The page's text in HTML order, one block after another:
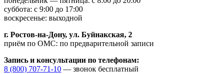
суббота: с 9:00 до 17:00
воскресенье: выходной
г. Ростов-на-Дону, ул. Буйнакская, 2
приём по ОМС: по предварительной записи
Запись и консультации по телефонам:
8 (800) 707-71-10 — звонок бесплатный